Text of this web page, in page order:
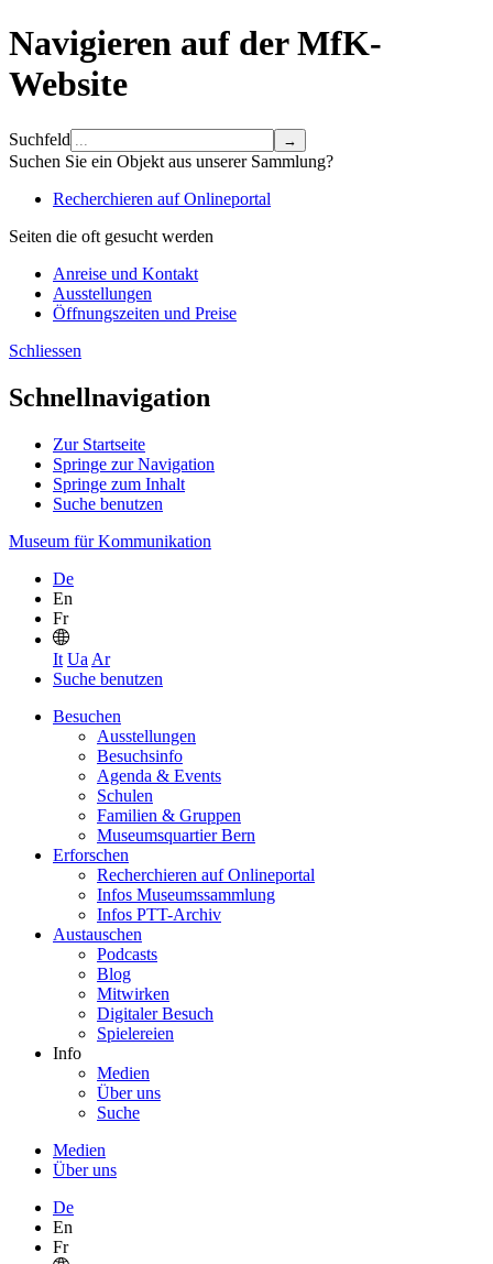
Navigieren auf der MfK-
Website
Suchfeld
Suchen Sie ein Objekt aus unserer Sammlung?
Recherchieren auf Onlineportal
Seiten die oft gesucht werden
Anreise und Kontakt
Ausstellungen
Öffnungszeiten und Preise
Schliessen
Schnellnavigation
Zur Startseite
Springe zur Navigation
Springe zum Inhalt
Suche benutzen
Museum für Kommunikation
De
En
Fr
It Ua Ar
Suche benutzen
Besuchen
Ausstellungen
Besuchsinfo
Agenda & Events
Schulen
Familien & Gruppen
Museumsquartier Bern
Erforschen
Recherchieren auf Onlineportal
Infos Museumssammlung
Infos PTT-Archiv
Austauschen
Podcasts
Blog
Mitwirken
Digitaler Besuch
Spielereien
Info
Medien
Über uns
Suche
Medien
Über uns
De
En
Fr